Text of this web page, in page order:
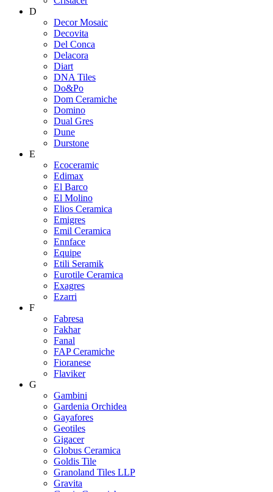
D
Decor Mosaic
Decovita
Del Conca
Delacora
Diart
DNA Tiles
Do&Po
Dom Ceramiche
Domino
Dual Gres
Dune
Durstone
E
Ecoceramic
Edimax
El Barco
El Molino
Elios Ceramica
Emigres
Emil Ceramica
Ennface
Equipe
Etili Seramik
Eurotile Ceramica
Exagres
Ezarri
F
Fabresa
Fakhar
Fanal
FAP Ceramiche
Fioranese
Flaviker
G
Gambini
Gardenia Orchidea
Gayafores
Geotiles
Gigacer
Globus Ceramica
Goldis Tile
Granoland Tiles LLP
Gravita